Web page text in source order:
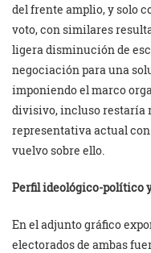
del frente amplio, y solo
voto, con similares
ligera disminución de
negociación para una
imponiendo el marco
divisivo, incluso restaría
representativa actual
vuelvo sobre ello.
Perfil ideológico-político
En el adjunto gráfico
electorados de ambas